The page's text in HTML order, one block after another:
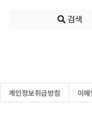
검색
개인정보취급방침 이